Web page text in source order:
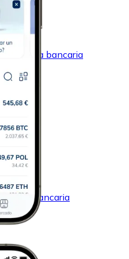
bancaria
bancaria